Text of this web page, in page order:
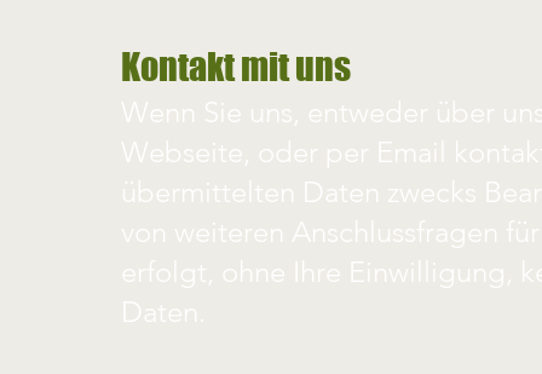
Kontakt mit uns
Wenn Sie uns, entweder über
Webseite, oder per Email
übermittelten Daten zwecks
von weiteren Anschlussfragen
erfolgt, ohne Ihre Einwilligung,
Daten.